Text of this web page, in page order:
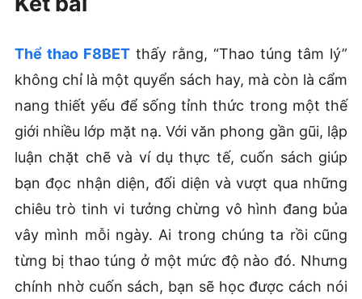
Thể thao F8BETthấy rằng, “Thao túng tâm lý”
không chỉ là một quyển sách hay, mà còn là cẩm
nang thiết yếu để sống tỉnh thức trong một thế
giới nhiều lớp mặt nạ. Với văn phong gần gũi, lập
luận chặt chẽ và ví dụ thực tế, cuốn sách giúp
bạn đọc nhận diện, đối diện và vượt qua những
chiêu trò tinh vi tưởng chừng vô hình đang bủa
vây mình mỗi ngày. Ai trong chúng ta rồi cũng
từng bị thao túng ở một mức độ nào đó. Nhưng
chính nhờ cuốn sách, bạn sẽ học được cách nói